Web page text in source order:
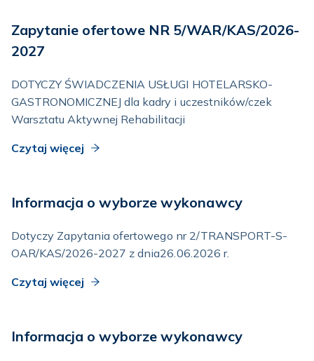
Zapytanie ofertowe NR 5/WAR/KAS/2026-
2027
DOTYCZY ŚWIADCZENIA USŁUGI HOTELARSKO-
GASTRONOMICZNEJ dla kadry i uczestników/czek
Warsztatu Aktywnej Rehabilitacji
Czytaj więcej
Informacja o wyborze wykonawcy
Dotyczy Zapytania ofertowego nr 2/TRANSPORT-S-
OAR/KAS/2026-2027 z dnia26.06.2026 r.
Czytaj więcej
Informacja o wyborze wykonawcy